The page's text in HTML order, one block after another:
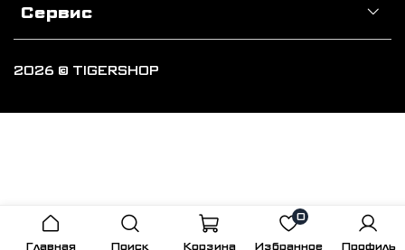
Сервис
2026 © TIGERSHOP
Главная Поиск Корзина
0
Избранное
Профиль